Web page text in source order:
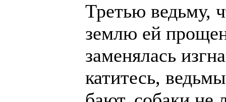
Третью ведьму,
землю ей
заменялась
катитесь,